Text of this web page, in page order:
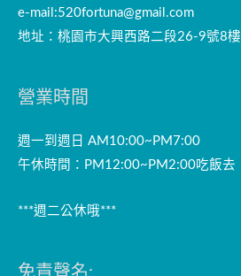
e-mail:520fortuna@gmail.com
地址：桃園市大興西路二段26-9號8樓
營業時間
週一到週日 AM10:00~PM7:00
午休時間：PM12:00~PM2:00吃飯去
***週二公休哦***